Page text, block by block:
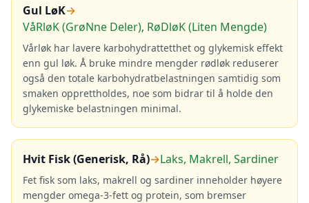
Gul LøK→
VåRløK (GrøNne Deler), RøDløK (Liten Mengde)
Vårløk har lavere karbohydrattetthet og glykemisk effekt
enn gul løk. Å bruke mindre mengder rødløk reduserer
også den totale karbohydratbelastningen samtidig som
smaken opprettholdes, noe som bidrar til å holde den
glykemiske belastningen minimal.
Hvit Fisk (Generisk, Rå)→Laks, Makrell, Sardiner
Fet fisk som laks, makrell og sardiner inneholder høyere
mengder omega-3-fett og protein, som bremser